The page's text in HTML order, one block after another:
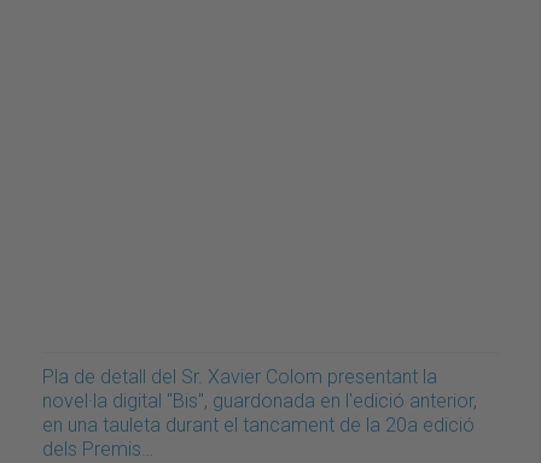
Pla de detall del Sr. Xavier Colom presentant la
novel·la digital "Bis", guardonada en l'edició anterior,
en una tauleta durant el tancament de la 20a edició
dels Premis…